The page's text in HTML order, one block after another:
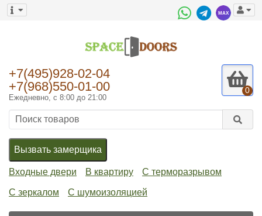
+7(495)928-02-04
+7(968)550-01-00
Ежедневно, с 8:00 до 21:00
0
Вызвать замерщика
Входные двери В квартиру С терморазрывом
С зеркалом С шумоизоляцией